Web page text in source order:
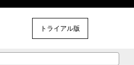
トライアル版